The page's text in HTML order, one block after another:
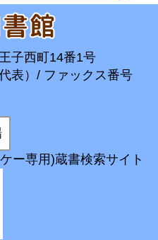
子西町14番1号
表）/ ファックス番号
ー専用)蔵書検索サイト